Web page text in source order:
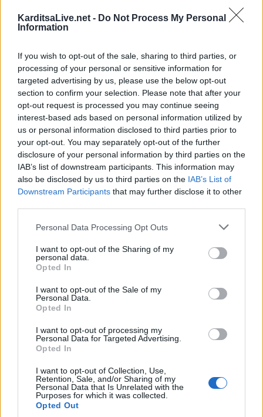
KarditsaLive.net - Do Not Process My Personal
Information
If you wish to opt-out of the sale, sharing to third parties, or
processing of your personal or sensitive information for
targeted advertising by us, please use the below opt-out
section to confirm your selection. Please note that after your
opt-out request is processed you may continue seeing
interest-based ads based on personal information utilized by
us or personal information disclosed to third parties prior to
your opt-out. You may separately opt-out of the further
disclosure of your personal information by third parties on the
IAB’s list of downstream participants. This information may
also be disclosed by us to third parties on the IAB’s List of
Downstream Participants that may further disclose it to other
Personal Data Processing Opt Outs
I want to opt-out of the Sharing of my
personal data.
Opted In
I want to opt-out of the Sale of my
Personal Data.
Opted In
I want to opt-out of processing my
Personal Data for Targeted Advertising.
Opted In
I want to opt-out of Collection, Use,
Retention, Sale, and/or Sharing of my
Personal Data that Is Unrelated with the
Purposes for which it was collected.
Opted Out
Διαιτολόγος - Διατροφολόγος "Νικόλαος Ι. Ντελής" Ψυχολόγος - Ψυχοθεραπεύτρια 'Στάμου Ειρήνη'
ΑΓΓΕΛΙΕΣ